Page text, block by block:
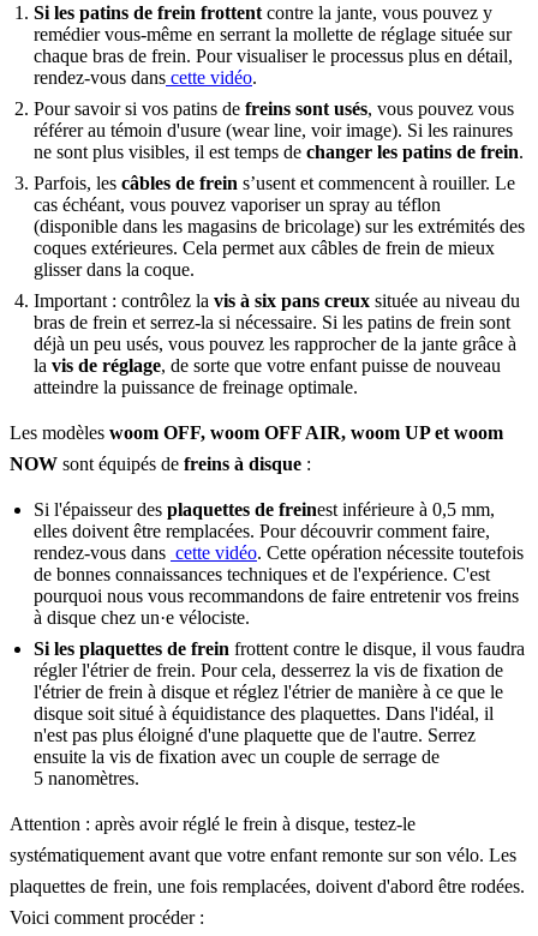
Si les patins de frein frottent contre la jante, vous pouvez y
remédier vous-même en serrant la mollette de réglage située sur
chaque bras de frein. Pour visualiser le processus plus en détail,
rendez-vous dans cette vidéo.
Pour savoir si vos patins de freins sont usés, vous pouvez vous
référer au témoin d'usure (wear line, voir image). Si les rainures
ne sont plus visibles, il est temps de changer les patins de frein.
Parfois, les câbles de frein s’usent et commencent à rouiller. Le
cas échéant, vous pouvez vaporiser un spray au téflon
(disponible dans les magasins de bricolage) sur les extrémités des
coques extérieures. Cela permet aux câbles de frein de mieux
glisser dans la coque.
Important : contrôlez la vis à six pans creux située au niveau du
bras de frein et serrez-la si nécessaire. Si les patins de frein sont
déjà un peu usés, vous pouvez les rapprocher de la jante grâce à
la vis de réglage, de sorte que votre enfant puisse de nouveau
atteindre la puissance de freinage optimale.
Les modèles woom OFF, woom OFF AIR, woom UP et woom
NOW sont équipés de freins à disque :
Si l'épaisseur des plaquettes de freinest inférieure à 0,5 mm,
elles doivent être remplacées. Pour découvrir comment faire,
rendez-vous dans cette vidéo. Cette opération nécessite toutefois
de bonnes connaissances techniques et de l'expérience. C'est
pourquoi nous vous recommandons de faire entretenir vos freins
à disque chez un·e vélociste.
Si les plaquettes de frein frottent contre le disque, il vous faudra
régler l'étrier de frein. Pour cela, desserrez la vis de fixation de
l'étrier de frein à disque et réglez l'étrier de manière à ce que le
disque soit situé à équidistance des plaquettes. Dans l'idéal, il
n'est pas plus éloigné d'une plaquette que de l'autre. Serrez
ensuite la vis de fixation avec un couple de serrage de
5 nanomètres.
Attention : après avoir réglé le frein à disque, testez-le
systématiquement avant que votre enfant remonte sur son vélo. Les
plaquettes de frein, une fois remplacées, doivent d'abord être rodées.
Voici comment procéder :